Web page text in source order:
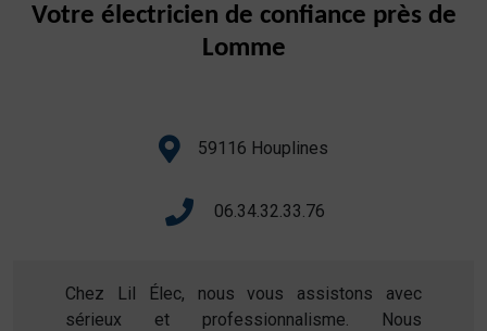
Votre électricien de confiance près de
Lomme
59116 Houplines
06.34.32.33.76
Chez Lil Élec, nous vous assistons avec
sérieux et professionnalisme. Nous